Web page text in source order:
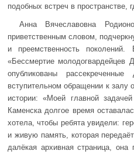
подобных встреч в пространстве,
Анна Вячеславовна
приветственным словом,
и преемственность
«Бессмертие молодогвардейцев
опубликованы
вступительном обращении к
истории: «Моей главной
Каменска долгое время
хотела, чтобы ребята увидели:
и живую память, которая
далёкая архивная страница,